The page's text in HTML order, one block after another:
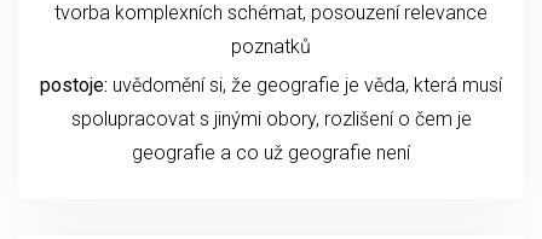
tvorba komplexních schémat, posouzení relevance
poznatků
postoje: uvědomění si, že geografie je věda, která musí
spolupracovat s jinými obory, rozlišení o čem je
geografie a co už geografie není